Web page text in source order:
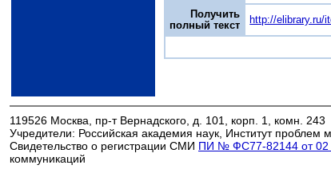
Получить
полный текст
http://elibrary.ru/
119526 Москва, пр-т Вернадского, д. 101, корп. 1, комн. 243
Учредители: Российская академия наук, Институт
Свидетельство о регистрации СМИ ПИ № ФС77-82144 от 02
коммуникаций